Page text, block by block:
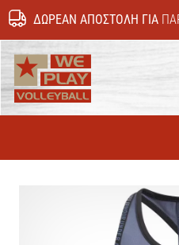
ΔΩΡΕΆΝ ΑΠΟΣΤΟΛΉ ΓΙΑ